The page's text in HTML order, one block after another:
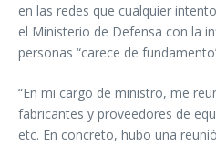
en las redes que cualquier
el Ministerio de Defensa con la
personas “carece de
“En mi cargo de ministro, me
fabricantes y proveedores de
etc. En concreto, hubo una